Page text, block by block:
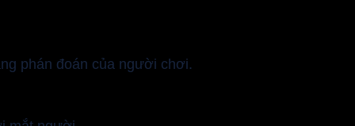
phán đoán của người chơi.